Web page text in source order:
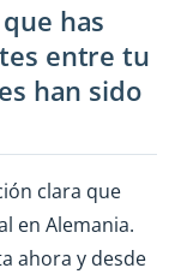
has
entre tu
han sido
clara que
en Alemania.
ahora y desde